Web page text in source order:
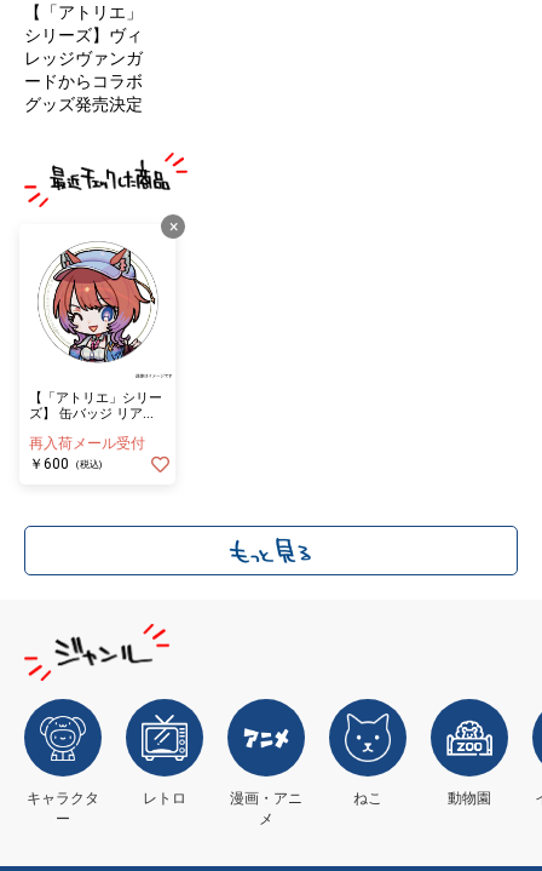
【「アトリエ」
シリーズ】ヴィ
レッジヴァンガ
ードからコラボ
グッズ発売決定
×
【「アトリエ」シリー
ズ】 缶バッジ リア
再入荷メール受付
￥600
(税込)
キャラクタ
ー
レトロ
漫画・アニ
メ
ねこ 動物園